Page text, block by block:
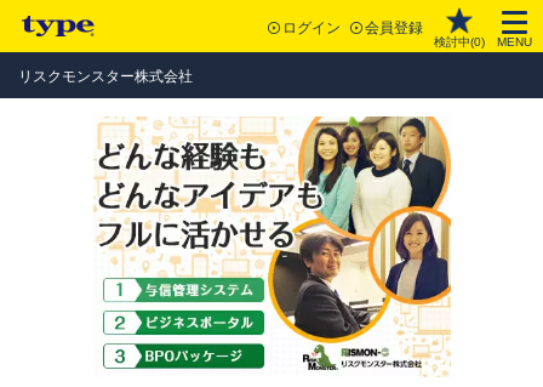
ログイン 会員登録
検討中(0) MENU
リスクモンスター株式会社